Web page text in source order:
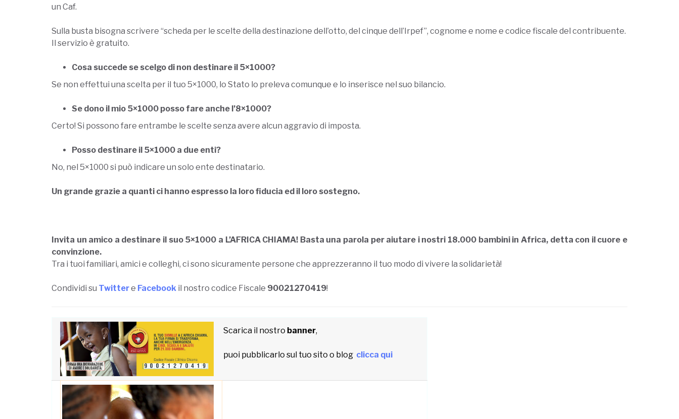
un Caf.
Sulla busta bisogna scrivere “scheda per le scelte della destinazione dell’otto, del cinque dell’Irpef”, cognome e nome e codice fiscale del contribuente.
Il servizio è gratuito.
Cosa succede se scelgo di non destinare il 5×1000?
Se non effettui una scelta per il tuo 5×1000, lo Stato lo preleva comunque e lo inserisce nel suo bilancio.
Se dono il mio 5×1000 posso fare anche l’8×1000?
Certo! Si possono fare entrambe le scelte senza avere alcun aggravio di imposta.
Posso destinare il 5×1000 a due enti?
No, nel 5×1000 si può indicare un solo ente destinatario.
Un grande grazie a quanti ci hanno espresso la loro fiducia ed il loro sostegno.
Invita un amico a destinare il suo 5×1000 a L’AFRICA CHIAMA! Basta una parola per aiutare i nostri 18.000 bambini in Africa, detta con il cuore e
convinzione.
Tra i tuoi familiari, amici e colleghi, ci sono sicuramente persone che apprezzeranno il tuo modo di vivere la solidarietà!
Condividi su Twittere Facebook il nostro codice Fiscale 90021270419!
Scarica il nostro banner,
puoi pubblicarlo sul tuo sito o blog clicca qui